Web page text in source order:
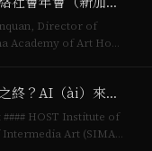
Director of
of Art Host
第十屆網絡社會年會 | 互聯網之終？AI（ài）來不來
Art (SIMA),